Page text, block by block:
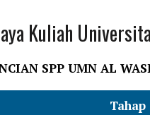
Kuliah
SPP UMN AL
Tahap